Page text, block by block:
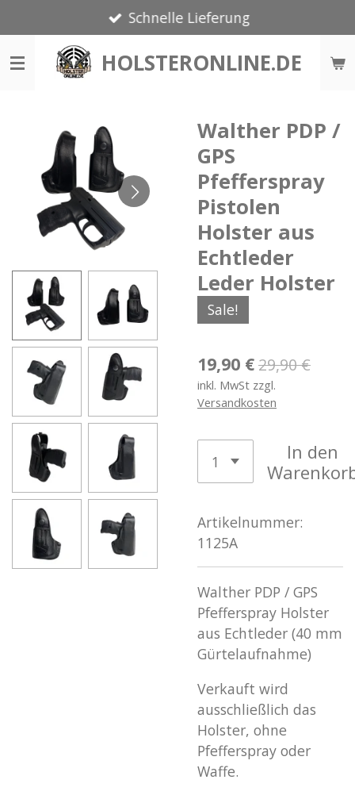
Hauptinhalt
springen
HOLSTERONLINE.DE
Schnelle Lieferung
Walther PDP /
GPS
Pfefferspray
Pistolen
Holster aus
Echtleder
Leder Holster
Sale!
19,90 €29,90 €
inkl. MwSt zzgl.
Versandkosten
In den
Artikelnummer:
1125A
Walther PDP / GPS
Pfefferspray Holster
aus Echtleder (40 mm
Gürtelaufnahme)
Verkauft wird
ausschließlich das
Holster, ohne
Pfefferspray oder
Waffe.